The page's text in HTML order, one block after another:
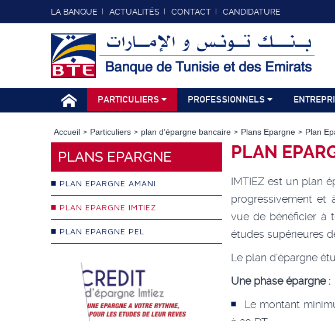
LA BANQUE ACTUALITÉS CONTACT CANDIDATURE
PARTICULIERS PROFESSIONNELS
Accueil Particuliers plan d’épargne bancaire Plans Epargne Plan
PLANS EPARGNE
PLAN EPARGNE AMANI
PLAN EPARGNE IMTIEZ
PLAN EPARGNE PEL
PLAN
IMTIEZ est un plan
progressivement et
vue de bénéficier à
études supérieures
Le plan d’épargne
Une phase épargne :
Le montant